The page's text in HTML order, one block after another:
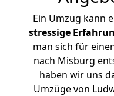
Ein Umzug kann
stressige
man sich für
nach Misburg
haben wir uns
Umzüge von